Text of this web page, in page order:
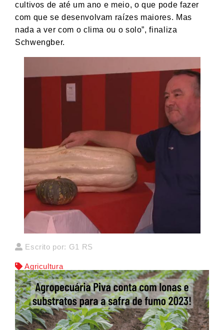
cultivos de até um ano e meio, o que pode fazer
com que se desenvolvam raízes maiores. Mas
nada a ver com o clima ou o solo”, finaliza
Schwengber.
Escrito por: G1 RS
Agricultura